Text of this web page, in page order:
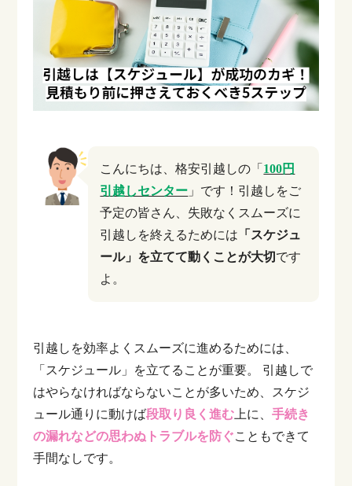
こんにちは、格安引越しの「 100円
引越しセンター 」です！引越しをご
予定の皆さん、失敗なくスムーズに
引越しを終えるためには 「スケジュ
ール」を立てて動くことが大切 です
よ。
引越しを効率よくスムーズに進めるためには、
「スケジュール」を立てることが重要。
引越しで
はやらなければならないことが多いため、スケジ
ュール通りに動けば段取り良く進む 上に、手続き
の漏れなどの思わぬトラブルを防ぐこともできて
手間なしです。